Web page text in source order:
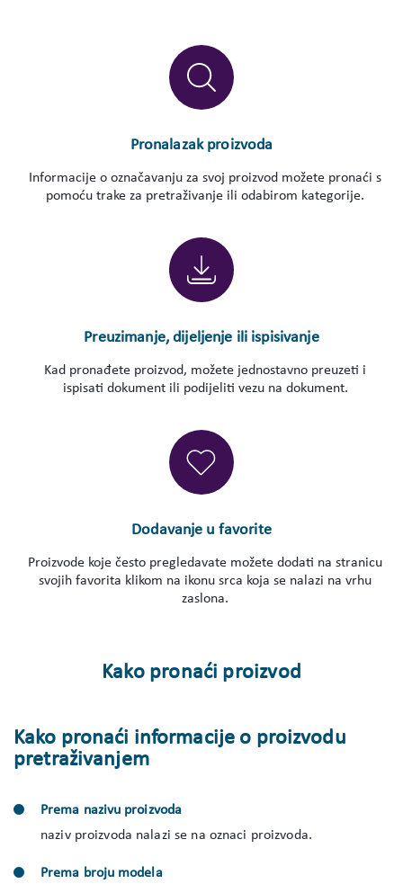
Pronalazak proizvoda
Informacije o označavanju za svoj proizvod možete pronaći s
pomoću trake za pretraživanje ili odabirom kategorije.
Preuzimanje, dijeljenje ili ispisivanje
Kad pronađete proizvod, možete jednostavno preuzeti i
ispisati dokument ili podijeliti vezu na dokument.
Dodavanje u favorite
Proizvode koje često pregledavate možete dodati na stranicu
svojih favorita klikom na ikonu srca koja se nalazi na vrhu
zaslona.
Kako pronaći proizvod
Kako pronaći informacije o proizvodu
pretraživanjem
Prema nazivu proizvoda
naziv proizvoda nalazi se na oznaci proizvoda.
Prema broju modela